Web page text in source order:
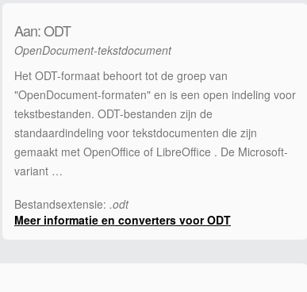
Aan: ODT
OpenDocument-tekstdocument
Het ODT-formaat behoort tot de groep van
"OpenDocument-formaten" en is een open indeling voor
tekstbestanden. ODT-bestanden zijn de
standaardindeling voor tekstdocumenten die zijn
gemaakt met OpenOffice of LibreOffice . De Microsoft-
variant …
Bestandsextensie: .odt
Meer informatie en converters voor ODT